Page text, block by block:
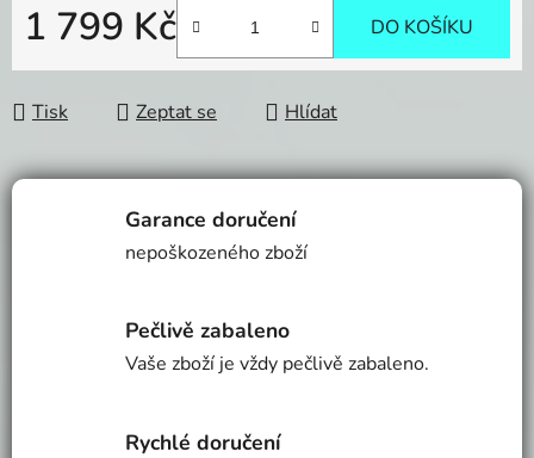
1 799 Kč
Měrná cena:
DO KOŠÍKU
Tisk Zeptat se Hlídat
Garance doručení
nepoškozeného zboží
Pečlivě zabaleno
Vaše zboží je vždy pečlivě zabaleno.
Rychlé doručení